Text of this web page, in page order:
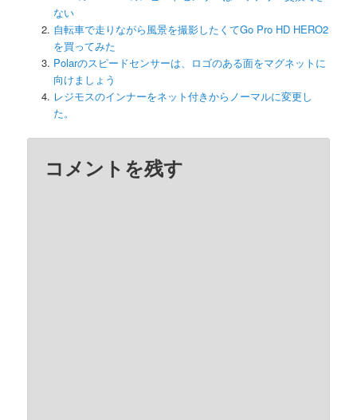
ない
自転車で走りながら風景を撮影したくてGo Pro HD HERO2
を買ってみた
Polarのスピードセンサーは、ロゴのある面をマグネットに
向けましょう
レジモスのインナーをネット付きからノーマルに変更し
た。
コメントを残す